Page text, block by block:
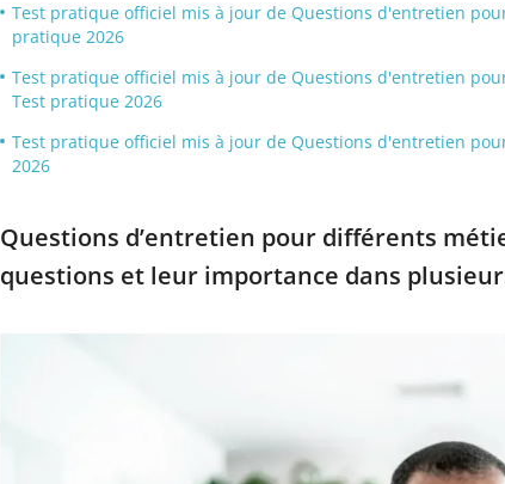
Test pratique officiel mis à jour de Questions d'entretien
pratique 2026
Test pratique officiel mis à jour de Questions d'entretien
Test pratique 2026
Test pratique officiel mis à jour de Questions d'entretien
2026
Questions d’entretien pour différents
questions et leur importance dans